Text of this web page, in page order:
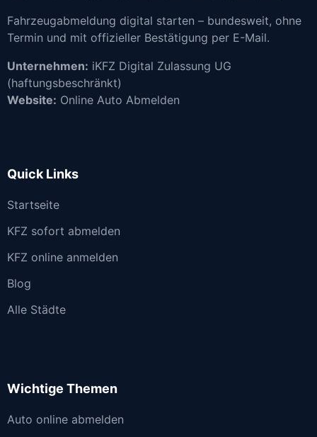
Fahrzeugabmeldung digital starten – bundesweit, ohne
Termin und mit offizieller Bestätigung per E-Mail.
Unternehmen: iKFZ Digital Zulassung UG
(haftungsbeschränkt)
Website: Online Auto Abmelden
Quick Links
Startseite
KFZ sofort abmelden
KFZ online anmelden
Blog
Alle Städte
Wichtige Themen
Auto online abmelden